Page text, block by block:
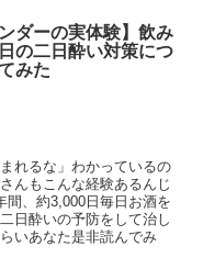
ダーの実体験】飲み
の二日酔い対策につ
みた
れるな」わかっているの
んもこんな経験あるんじ
間、約3,000日毎日お酒を
日酔いの予防をして治し
いあなた是非読んでみ